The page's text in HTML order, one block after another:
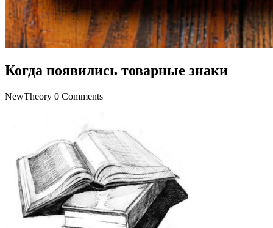
Когда появились товарные знаки
NewTheory 0 Comments